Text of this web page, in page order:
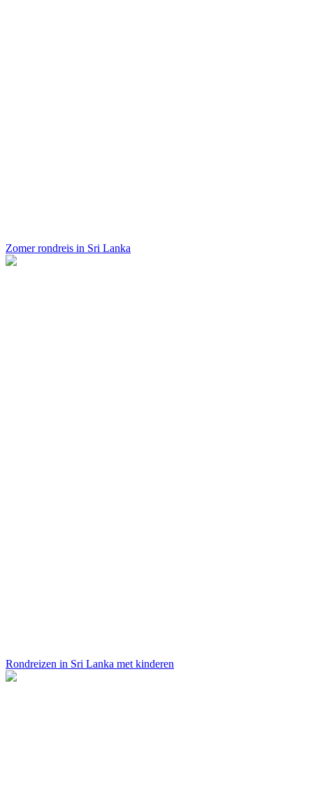
Zomer rondreis in Sri Lanka
Rondreizen in Sri Lanka met kinderen